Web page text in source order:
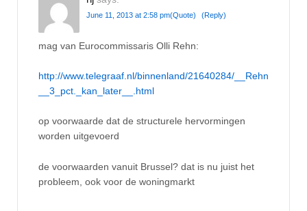
June 11, 2013 at 2:58 pm(Quote) (Reply)
mag van Eurocommissaris Olli Rehn:
http://www.telegraaf.nl/binnenland/21640284/__Rehn
__3_pct._kan_later__.html
op voorwaarde dat de structurele hervormingen
worden uitgevoerd
de voorwaarden vanuit Brussel? dat is nu juist het
probleem, ook voor de woningmarkt